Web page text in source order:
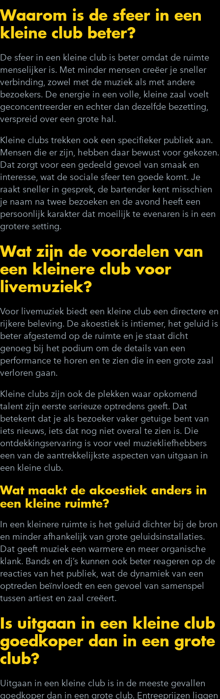
Waarom is de sfeer in een
kleine club beter?
De sfeer in een kleine club is beter omdat de ruimte
menselijker is. Met minder mensen creëer je sneller
verbinding, zowel met de muziek als met andere
bezoekers. De energie in een volle, kleine zaal voelt
geconcentreerder en echter dan dezelfde bezetting,
verspreid over een grote hal.
Kleine clubs trekken ook een specifieker publiek aan.
Mensen die er zijn, hebben daar bewust voor gekozen.
Dat zorgt voor een gedeeld gevoel van smaak en
interesse, wat de sociale sfeer ten goede komt. Je
raakt sneller in gesprek, de bartender kent misschien
je naam na twee bezoeken en de avond heeft een
persoonlijk karakter dat moeilijk te evenaren is in een
grotere setting.
Wat zijn de voordelen van
een kleinere club voor
livemuziek?
Voor livemuziek biedt een kleine club een directere en
rijkere beleving. De akoestiek is intiemer, het geluid is
beter afgestemd op de ruimte en je staat dicht
genoeg bij het podium om de details van een
performance te horen en te zien die in een grote zaal
verloren gaan.
Kleine clubs zijn ook de plekken waar opkomend
talent zijn eerste serieuze optredens geeft. Dat
betekent dat je als bezoeker vaker getuige bent van
iets nieuws, iets dat nog niet overal te zien is. Die
ontdekkingservaring is voor veel muziekliefhebbers
een van de aantrekkelijkste aspecten van uitgaan in
een kleine club.
Wat maakt de akoestiek anders in
een kleine ruimte?
In een kleinere ruimte is het geluid dichter bij de bron
en minder afhankelijk van grote geluidsinstallaties.
Dat geeft muziek een warmere en meer organische
klank. Bands en dj’s kunnen ook beter reageren op de
reacties van het publiek, wat de dynamiek van een
optreden beïnvloedt en een gevoel van samenspel
tussen artiest en zaal creëert.
Is uitgaan in een kleine club
goedkoper dan in een grote
club?
Uitgaan in een kleine club is in de meeste gevallen
goedkoper dan in een grote club. Entreeprijzen liggen